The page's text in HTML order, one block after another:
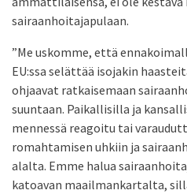
sairaanhoitajapulaan.
”Me uskomme, että
EU:ssa selättää isojakin
ohjaavat ratkaisemaan
suuntaan. Paikallisilla ja
mennessä reagoitu tai
romahtamisen uhkiin ja
alalta. Emme halua
katoavan maailmankartalta,